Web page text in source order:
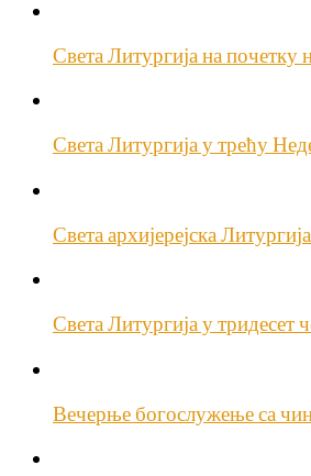
Света Литургија на почетку
Света Литургија у трећу
Света архијерејска
Света Литургија у
Вечерње богослужење са